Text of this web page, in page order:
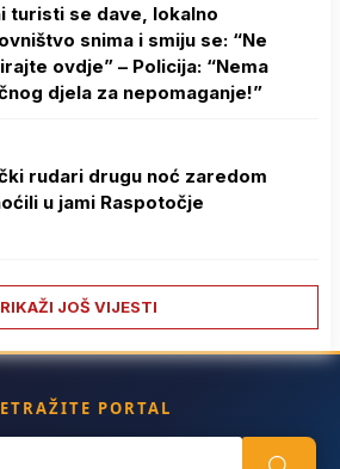
turisti se dave, lokalno
snima i smiju se: “Ne
ovdje” – Policija: “Nema
djela za nepomaganje!”
rudari drugu noć zaredom
u jami Raspotočje
JOŠ VIJESTI
PORTAL